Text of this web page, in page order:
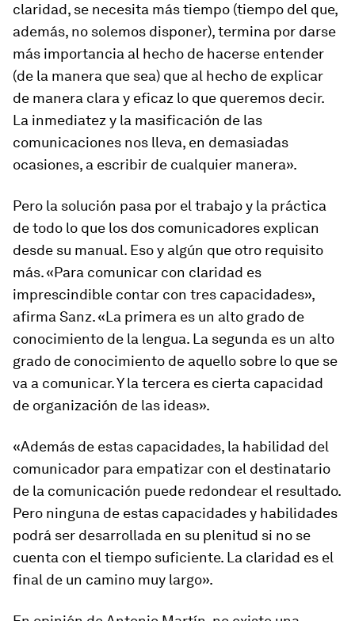
claridad, se necesita más tiempo (tiempo del que,
además, no solemos disponer), termina por darse
más importancia al hecho de hacerse entender
(de la manera que sea) que al hecho de explicar
de manera clara y eficaz lo que queremos decir.
La inmediatez y la masificación de las
comunicaciones nos lleva, en demasiadas
ocasiones, a escribir de cualquier manera».
Pero la solución pasa por el trabajo y la práctica
de todo lo que los dos comunicadores explican
desde su manual. Eso y algún que otro requisito
más. «Para comunicar con claridad es
imprescindible contar con tres capacidades»,
afirma Sanz. «La primera es un alto grado de
conocimiento de la lengua. La segunda es un alto
grado de conocimiento de aquello sobre lo que se
va a comunicar. Y la tercera es cierta capacidad
de organización de las ideas».
«Además de estas capacidades, la habilidad del
comunicador para empatizar con el destinatario
de la comunicación puede redondear el resultado.
Pero ninguna de estas capacidades y habilidades
podrá ser desarrollada en su plenitud si no se
cuenta con el tiempo suficiente. La claridad es el
final de un camino muy largo».